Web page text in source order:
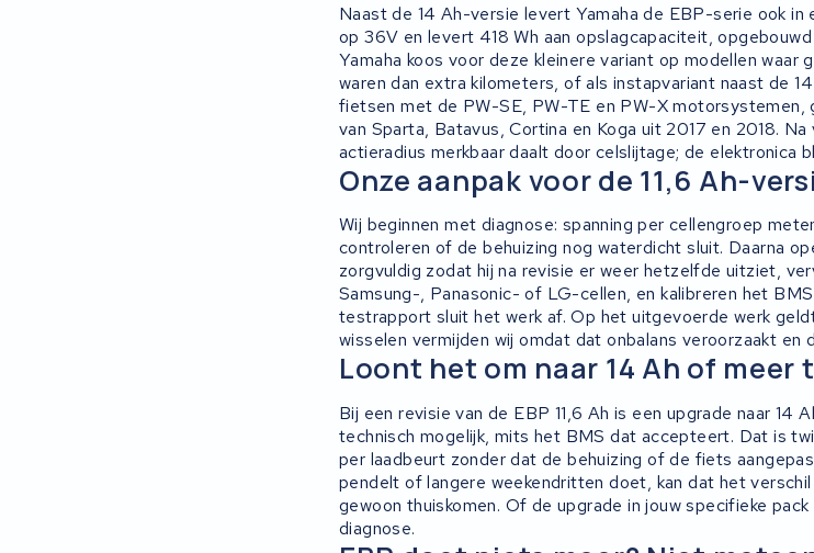
Naast de 14 Ah-versie levert Yamaha de EBP-serie ook in
op 36V en levert 418 Wh aan opslagcapaciteit,
Yamaha koos voor deze kleinere variant op modellen waar
waren dan extra kilometers, of als instapvariant naast de
fietsen met de PW-SE, PW-TE en PW-X
van Sparta, Batavus, Cortina en Koga uit 2017 en 2018.
actieradius merkbaar daalt door celslijtage; de elektronica
Onze aanpak voor de 11,6 Ah-
Wij beginnen met diagnose: spanning per cellengroep
controleren of de behuizing nog waterdicht sluit. Daarna
zorgvuldig zodat hij na revisie er weer hetzelfde uitziet,
Samsung-, Panasonic- of LG-cellen, en kalibreren het
testrapport sluit het werk af. Op het uitgevoerde werk
wisselen vermijden wij omdat dat onbalans veroorzaakt en
Loont het om naar 14 Ah of meer
Bij een revisie van de EBP 11,6 Ah is een upgrade naar 14
technisch mogelijk, mits het BMS dat accepteert. Dat is
per laadbeurt zonder dat de behuizing of de fiets
pendelt of langere weekendritten doet, kan dat het
gewoon thuiskomen. Of de upgrade in jouw specifieke
diagnose.